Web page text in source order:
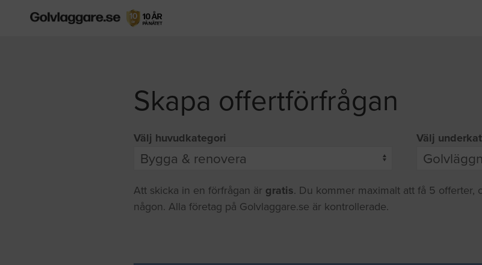
Skapa offertförfrågan
Välj huvudkategori Välj
Att skicka in en förfrågan är gratis. Du kommer maximalt att få 5 offerter,
någon. Alla företag på Golvlaggare.se är kontrollerade.